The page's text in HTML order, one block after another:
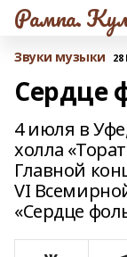
Рампа.
Звуки музыки 28
Сердце
4 июля в
холла
Главной
VI
«Сердце